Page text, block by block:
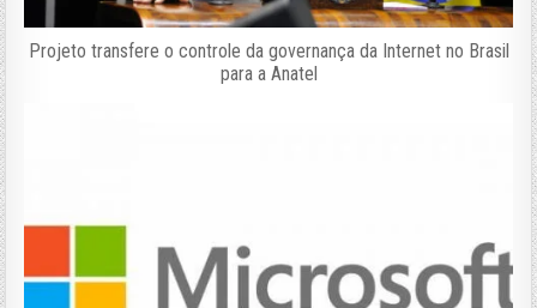
Projeto transfere o controle da governança da Internet no Brasil
para a Anatel